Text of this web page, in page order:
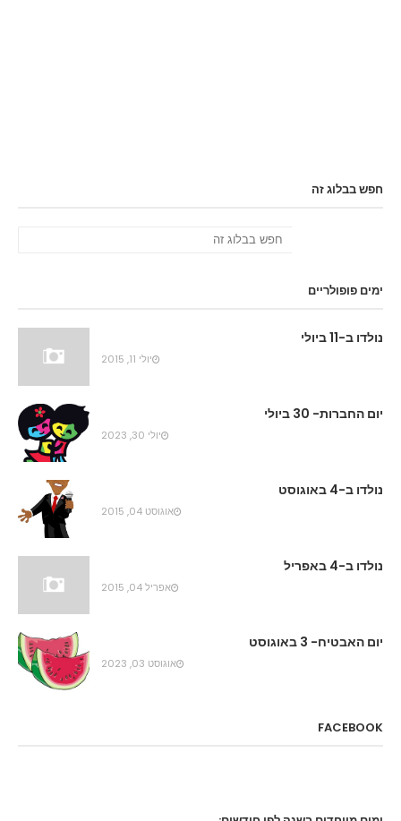
חפש בבלוג זה
ימים פופולריים
נולדו ב-11 ביולי
יולי 11, 2015
יום החברות- 30 ביולי
יולי 30, 2023
נולדו ב-4 באוגוסט
אוגוסט 04, 2015
נולדו ב-4 באפריל
אפריל 04, 2015
יום האבטיח- 3 באוגוסט
אוגוסט 03, 2023
FACEBOOK